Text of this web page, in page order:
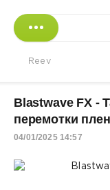
Reev
Blastwave FX -
перемотки
04/01/2025 14:57